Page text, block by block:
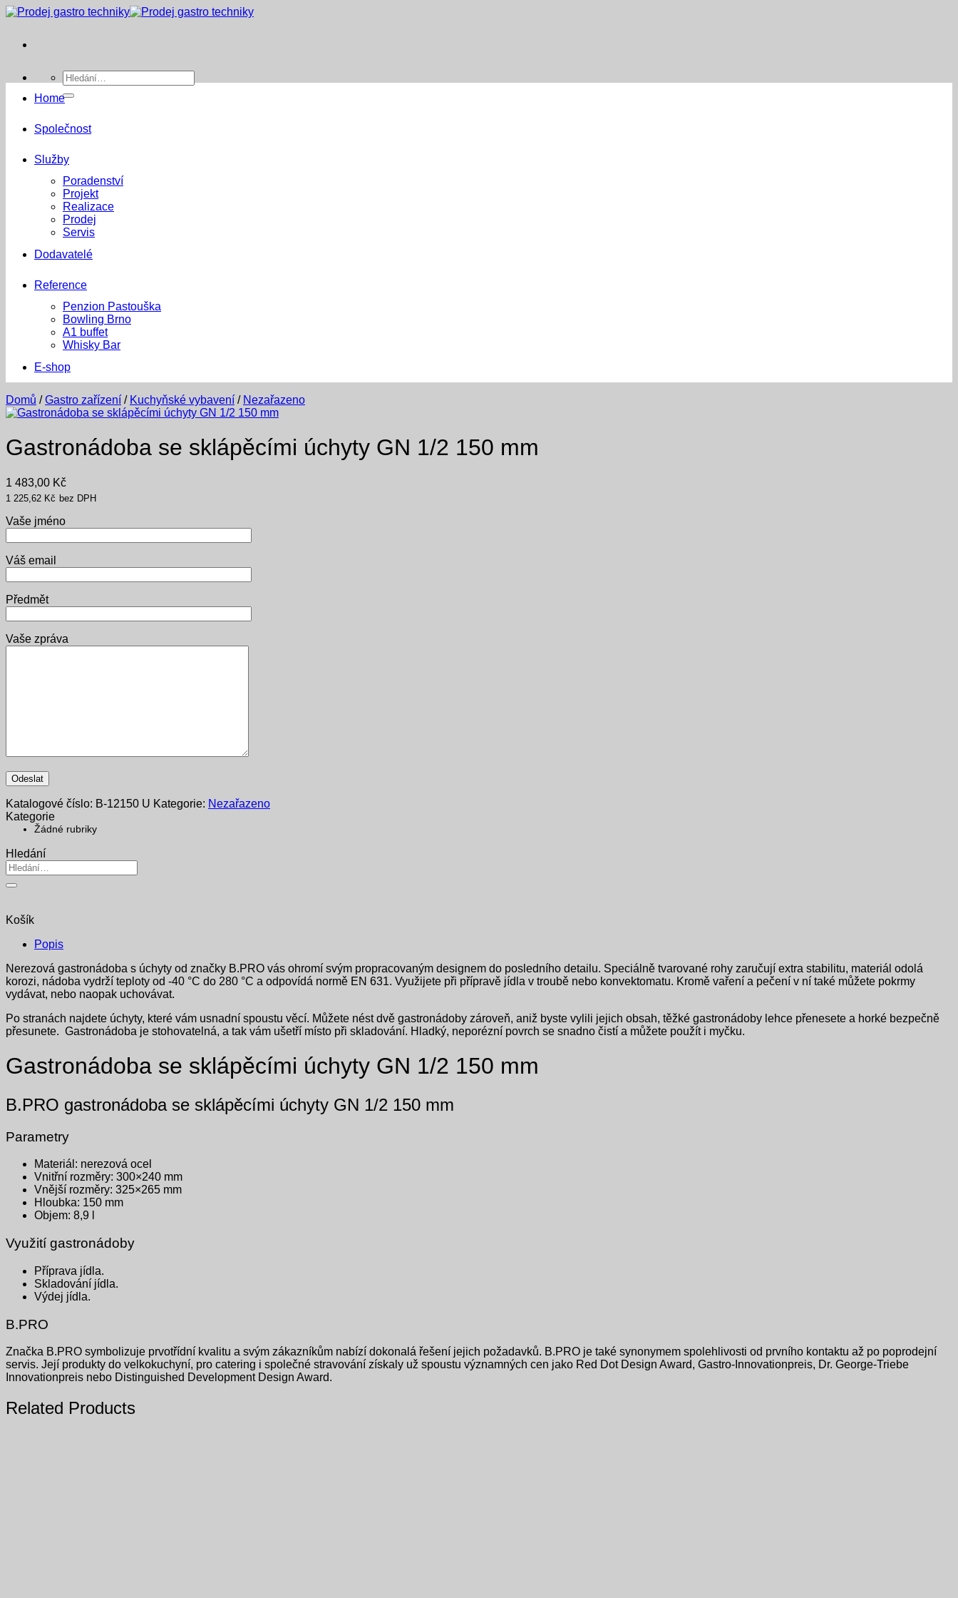
Přeskočit
Hledat:
Home
Společnost
Služby
Poradenství
Projekt
Realizace
Prodej
Servis
Dodavatelé
Reference
Penzion Pastouška
Bowling Brno
A1 buffet
Whisky Bar
E-shop
Domů / Gastro zařízení / Kuchyňské vybavení / Nezařazeno
Gastronádoba se sklápěcími úchyty GN 1/2 150 mm
1 483,00 Kč
1 225,62 Kč bez DPH
Vaše jméno
Váš email
Předmět
Vaše zpráva
Katalogové číslo: B-12150 U Kategorie: Nezařazeno
Kategorie
Žádné rubriky
Hledání
Hledat:
Košík
Popis
Nerezová gastronádoba s úchyty od značky B.PRO vás ohromí svým propracovaným designem do posledního detailu. Speciálně tvarované rohy zaručují extra stabilitu, materiál odolá
korozi, nádoba vydrží teploty od -40 °C do 280 °C a odpovídá normě EN 631. Využijete při přípravě jídla v troubě nebo konvektomatu. Kromě vaření a pečení v ní také můžete pokrmy
vydávat, nebo naopak uchovávat.
Po stranách najdete úchyty, které vám usnadní spoustu věcí. Můžete nést dvě gastronádoby zároveň, aniž byste vylili jejich obsah, těžké gastronádoby lehce přenesete a horké bezpečně
přesunete. Gastronádoba je stohovatelná, a tak vám ušetří místo při skladování. Hladký, neporézní povrch se snadno čistí a můžete použít i myčku.
Gastronádoba se sklápěcími úchyty GN 1/2 150 mm
B.PRO gastronádoba se sklápěcími úchyty GN 1/2 150 mm
Parametry
Materiál: nerezová ocel
Vnitřní rozměry: 300×240 mm
Vnější rozměry: 325×265 mm
Hloubka: 150 mm
Objem: 8,9 l
Využití gastronádoby
Příprava jídla.
Skladování jídla.
Výdej jídla.
B.PRO
Značka B.PRO symbolizuje prvotřídní kvalitu a svým zákazníkům nabízí dokonalá řešení jejich požadavků. B.PRO je také synonymem spolehlivosti od prvního kontaktu až po poprodejní
servis. Její produkty do velkokuchyní, pro catering i společné stravování získaly už spoustu významných cen jako Red Dot Design Award, Gastro-Innovationpreis, Dr. George-Triebe
Innovationpreis nebo Distinguished Development Design Award.
Related Products